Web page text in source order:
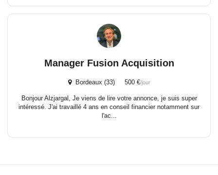
Manager Fusion Acquisition
Bordeaux (33) 500 €/jour
Bonjour Alzjargal, Je viens de lire votre annonce, je suis super
intéressé. J'ai travaillé 4 ans en conseil financier notamment sur
l'ac...